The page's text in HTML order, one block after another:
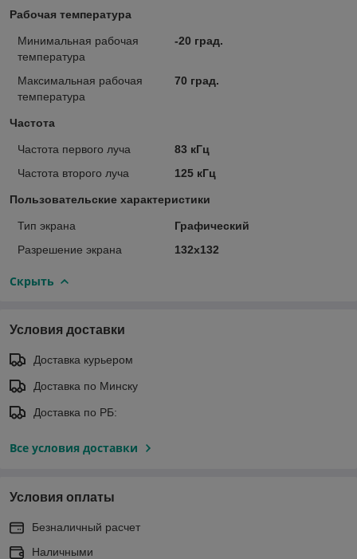
Рабочая температура
Минимальная рабочая
температура
-20 град.
Максимальная рабочая
температура
70 град.
Частота
Частота первого луча
83 кГц
Частота второго луча
125 кГц
Пользовательские характеристики
Тип экрана
Графический
Разрешение экрана
132х132
Скрыть
Условия доставки
Доставка курьером
Доставка по Минску
Доставка по РБ:
Все условия доставки
Условия оплаты
Безналичный расчет
Наличными